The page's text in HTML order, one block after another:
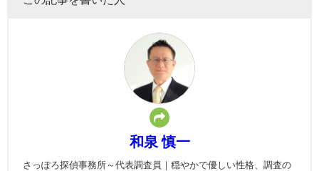
和泉 慎一
さっぽろ探偵事務所～代表調査員｜穏やかで優しい性格、調査の